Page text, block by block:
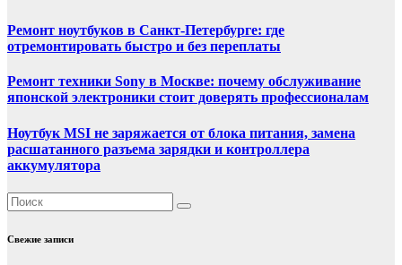
Ремонт ноутбуков в Санкт-Петербурге: где
отремонтировать быстро и без переплаты
Ремонт техники Sony в Москве: почему обслуживание
японской электроники стоит доверять профессионалам
Ноутбук MSI не заряжается от блока питания, замена
расшатанного разъема зарядки и контроллера
аккумулятора
Свежие записи